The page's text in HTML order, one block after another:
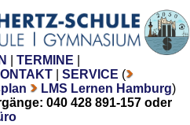
TERMINE
SERVICE (
LMS Lernen Hamburg)
040 428 891-157 oder